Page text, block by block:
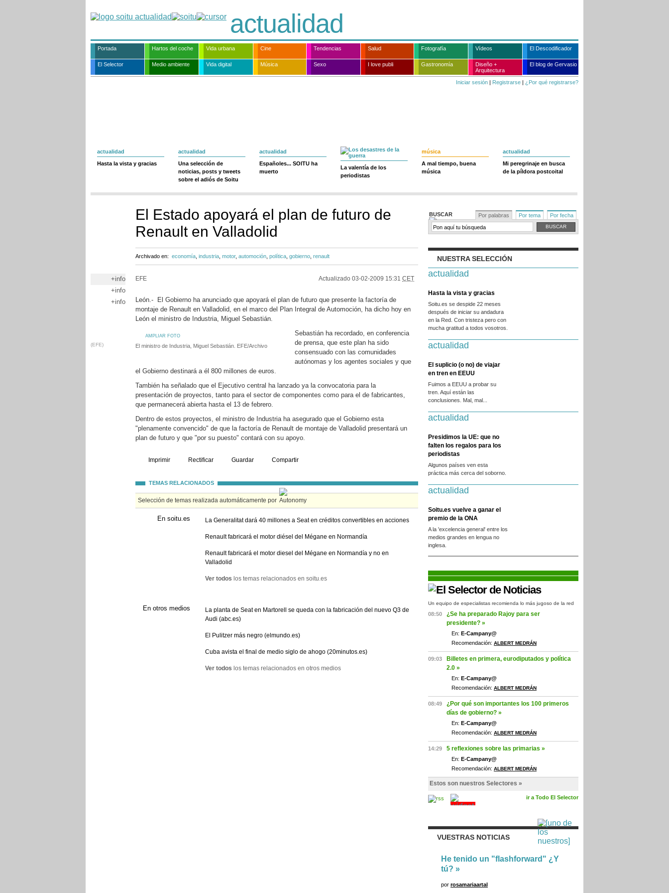
actualidad
Portada Hartos del coche Vida urbana Cine Tendencias Salud Fotografía Vídeos El Descodificador
El Selector Medio ambiente Vida digital Música Sexo I love publi Gastronomía
Diseño +
Arquitectura
El blog de Gervasio
Iniciar sesión | Registrarse | ¿Por qué registrarse?
actualidad
Hasta la vista y gracias
actualidad
Una selección de
noticias, posts y tweets
sobre el adiós de Soitu
actualidad
Españoles... SOITU ha
muerto
La valentía de los
periodistas
música
A mal tiempo, buena
música
actualidad
Mi peregrinaje en busca
de la píldora postcoital
El Estado apoyará el plan de futuro de
Renault en Valladolid
Archivado en: economía industria motor, automoción política gobierno renault
+info
+info
+info
EFE Actualizado 03-02-2009 15:31 CET
León.- El Gobierno ha anunciado que apoyará el plan de futuro que presente la factoría de
montaje de Renault en Valladolid, en el marco del Plan Integral de Automoción, ha dicho hoy en
León el ministro de Industria, Miguel Sebastián.
AMPLIAR FOTO
(EFE) El ministro de Industria, Miguel Sebastián. EFE/Archivo
Sebastián ha recordado, en conferencia
de prensa, que este plan ha sido
consensuado con las comunidades
autónomas y los agentes sociales y que
el Gobierno destinará a él 800 millones de euros.
También ha señalado que el Ejecutivo central ha lanzado ya la convocatoria para la
presentación de proyectos, tanto para el sector de componentes como para el de fabricantes,
que permanecerá abierta hasta el 13 de febrero.
Dentro de estos proyectos, el ministro de Industria ha asegurado que el Gobierno esta
"plenamente convencido" de que la factoría de Renault de montaje de Valladolid presentará un
plan de futuro y que "por su puesto" contará con su apoyo.
Imprimir Rectificar Guardar Compartir
TEMAS RELACIONADOS
Selección de temas realizada automáticamente por
En soitu.es La Generalitat dará 40 millones a Seat en créditos convertibles en acciones
Renault fabricará el motor diésel del Mégane en Normandía
Renault fabricará el motor diesel del Mégane en Normandía y no en
Valladolid
Ver todos los temas relacionados en soitu.es
En otros medios
La planta de Seat en Martorell se queda con la fabricación del nuevo Q3 de
Audi (abc.es)
El Pulitzer más negro (elmundo.es)
Cuba avista el final de medio siglo de ahogo (20minutos.es)
Ver todos los temas relacionados en otros medios
BUSCAR Por palabras Por tema Por fecha
NUESTRA SELECCIÓN
actualidad
Hasta la vista y gracias
Soitu.es se despide 22 meses
después de iniciar su andadura
en la Red. Con tristeza pero con
mucha gratitud a todos vosotros.
actualidad
El suplicio (o no) de viajar
en tren en EEUU
Fuimos a EEUU a probar su
tren. Aquí están las
conclusiones. Mal, mal...
actualidad
Presidimos la UE: que no
falten los regalos para los
periodistas
Algunos países ven esta
práctica más cerca del soborno.
actualidad
Soitu.es vuelve a ganar el
premio de la ONA
A la 'excelencia general' entre los
medios grandes en lengua no
inglesa.
Un equipo de especialistas recomienda lo más jugoso de la red
08:50
¿Se ha preparado Rajoy para ser
presidente? »
En: E-Campany@
Recomendación: ALBERT MEDRÁN
09:03
Billetes en primera, eurodiputados y política
2.0 »
En: E-Campany@
Recomendación: ALBERT MEDRÁN
08:49
¿Por qué son importantes los 100 primeros
días de gobierno? »
En: E-Campany@
Recomendación: ALBERT MEDRÁN
14:29 5 reflexiones sobre las primarias »
En: E-Campany@
Recomendación: ALBERT MEDRÁN
Estos son nuestros Selectores »
ir a Todo El Selector
VUESTRAS NOTICIAS
He tenido un "flashforward" ¿Y
tú? »
por rosamariaartal